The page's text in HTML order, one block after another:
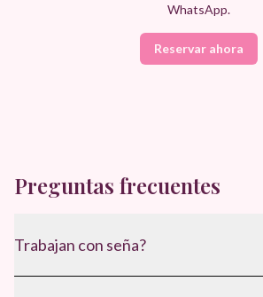
WhatsApp.
Reservar ahora
Preguntas frecuentes
Trabajan con seña?